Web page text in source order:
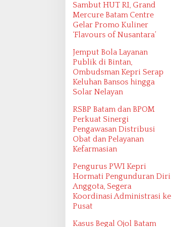
Sambut HUT RI, Grand
Mercure Batam Centre
Gelar Promo Kuliner
‘Flavours of Nusantara’
Jemput Bola Layanan
Publik di Bintan,
Ombudsman Kepri Serap
Keluhan Bansos hingga
Solar Nelayan
RSBP Batam dan BPOM
Perkuat Sinergi
Pengawasan Distribusi
Obat dan Pelayanan
Kefarmasian
Pengurus PWI Kepri
Hormati Pengunduran Diri
Anggota, Segera
Koordinasi Administrasi ke
Pusat
Kasus Begal Ojol Batam